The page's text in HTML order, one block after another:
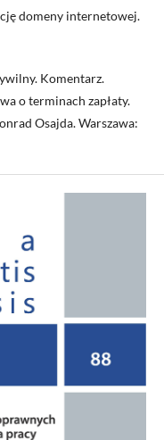
domeny internetowej.
Komentarz.
o terminach zapłaty.
Osajda. Warszawa: